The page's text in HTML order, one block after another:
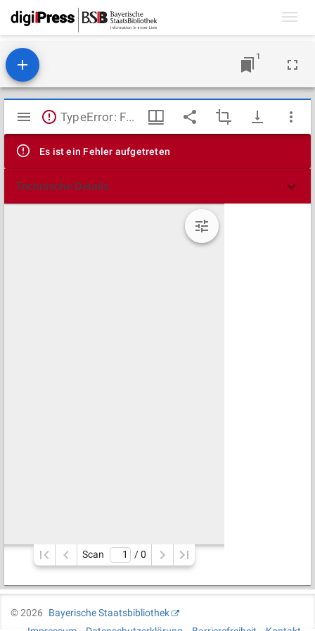
1
Mirador
Viewer
TypeError: Failed to fetch
Es ist ein Fehler aufgetreten
Technische Details
Scan / 0
©2026
Bayerische Staatsbibliothek